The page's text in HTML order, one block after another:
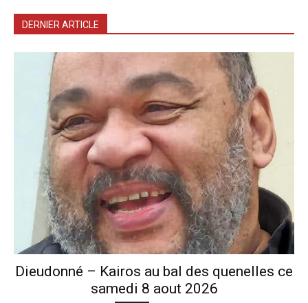
DERNIER ARTICLE
Dieudonné – Kairos au bal des quenelles ce
samedi 8 aout 2026